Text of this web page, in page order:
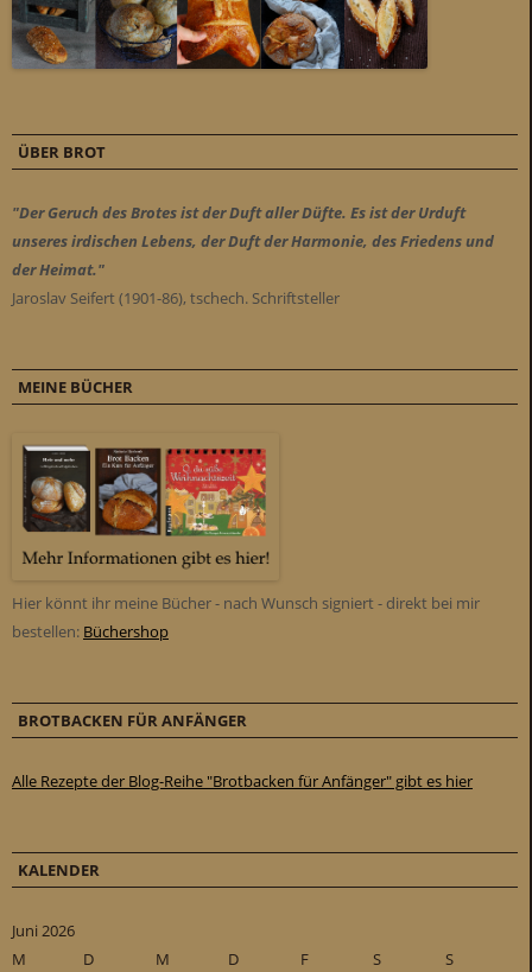
ÜBER BROT
"Der Geruch des Brotes ist der Duft aller Düfte. Es ist der Urduft
unseres irdischen Lebens, der Duft der Harmonie, des Friedens und
der Heimat."
Jaroslav Seifert (1901-86), tschech. Schriftsteller
MEINE BÜCHER
Hier könnt ihr meine Bücher - nach Wunsch signiert - direkt bei mir
bestellen: Büchershop
BROTBACKEN FÜR ANFÄNGER
Alle Rezepte der Blog-Reihe "Brotbacken für Anfänger" gibt es hier
KALENDER
Juni 2026
M
D M D F S
S